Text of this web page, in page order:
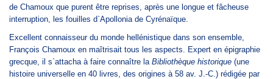
de Chamoux que purent être reprises, après une longue et fâcheuse
interruption, les fouilles d`Apollonia de Cyrénaïque.
Excellent connaisseur du monde hellénistique dans son ensemble,
François Chamoux en maîtrisait tous les aspects. Expert en épigraphie
grecque, il s`attacha à faire connaître la Bibliothèque historique (une
histoire universelle en 40 livres, des origines à 58 av. J.-C.) rédigée par